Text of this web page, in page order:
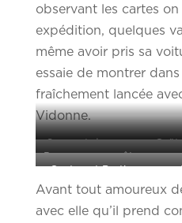
observant les cartes
expédition, quelques
même avoir pris sa
essaie de montrer
fraîchement lancée
Vidonne.
Sommet du run pour
l’épisode 2.1
Pause casse croûte avec
Gaetan et Bastien,
teaser. ©
Avant tout amoureux
avec elle qu’il prend